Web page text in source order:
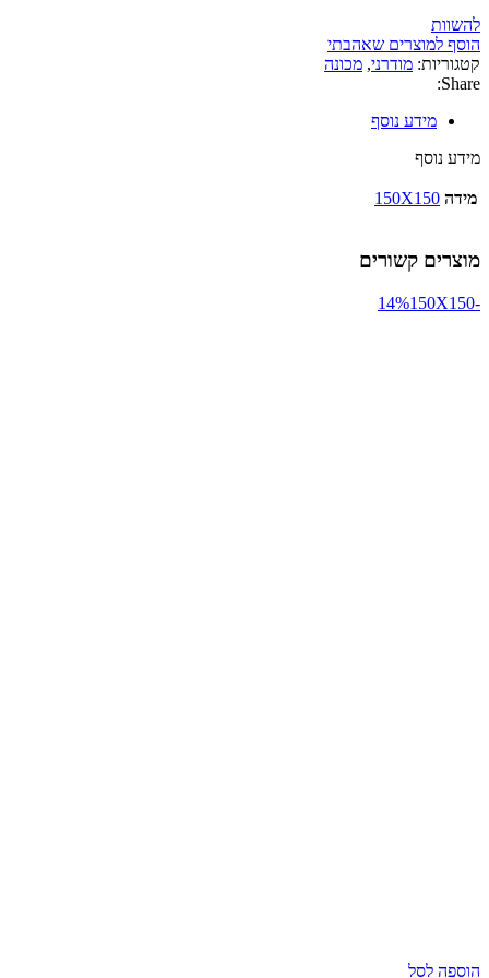
להשוות
הוסף למוצרים שאהבתי
קטגוריות: מודרני, מכונה
Share:
מידע נוסף
מידע נוסף
מידה 150X150
מוצרים קשורים
-14%
150X150
הוספה לסל